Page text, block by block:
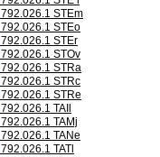
792.026.1 STEm
792.026.1 STEo
792.026.1 STEr
792.026.1 STOv
792.026.1 STRa
792.026.1 STRc
792.026.1 STRe
792.026.1 TAIl
792.026.1 TAMj
792.026.1 TANe
792.026.1 TATl